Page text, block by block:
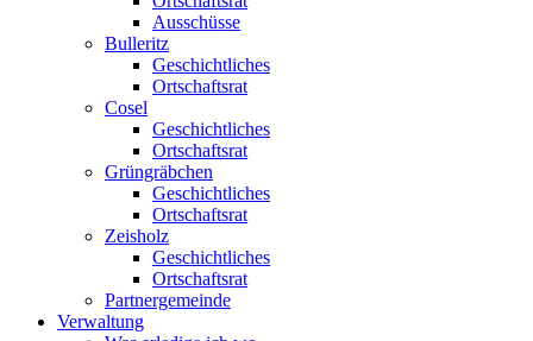
Ausschüsse
Bulleritz
Geschichtliches
Ortschaftsrat
Cosel
Geschichtliches
Ortschaftsrat
Grüngräbchen
Geschichtliches
Ortschaftsrat
Zeisholz
Geschichtliches
Ortschaftsrat
Partnergemeinde
Verwaltung